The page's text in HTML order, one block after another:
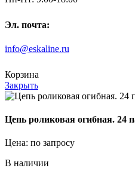
Эл. почта:
info@eskaline.ru
Корзина
Закрыть
Цепь роликовая огибная.
Цена: по запросу
В наличии